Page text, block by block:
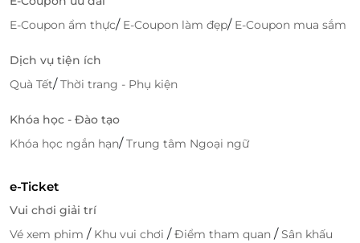
Đội ngũ nhân viên
nhiệt tình – chu đáo – chuyên
Tinh thần phục vụ chuẩn 5 sao
Tốc độ hỗ trợ nhanh chóng, thân thiện
trọng và chăm sóc tận tâm.
E-Coupon ẩm thực/ E-Coupon làm đẹp/ E-Coupon mua sắm
Dịch vụ tiện ích
Quà Tết/Thời trang - Phụ kiện
Khóa học - Đào tạo
Khóa học ngắn hạn/Trung tâm Ngoại ngữ
e-Ticket
Vui chơi giải trí
Vé xem phim / Khu vui chơi /Điểm tham quan /Sân khấu